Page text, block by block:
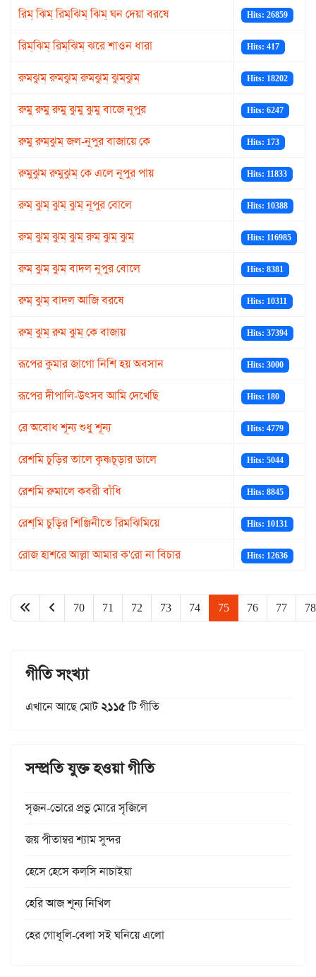
রিম্‌ ঝিম্‌ রিম্‌ঝিম্ ঝিম্‌ ঘন দেয়া বরষে Hits: 26859
রিম্‌ঝিম্‌ রিম্‌ঝিম্‌ ঝরে শাওন ধারা Hits: 417
রুমঝুম্ রুমঝুম্ রুমঝুম্ ঝুম্‌ঝুম্‌ Hits: 18202
রুমু রুমু রুমু ঝুমু ঝুমু বাজে নূপুর Hits: 6247
রুমু রুম্‌ঝুম্‌ জল-নূপুর বাজায়ে কে Hits: 173
রুমুঝুম রুমুঝুম্ কে এলে নূপুর পায় Hits: 11833
রুম্‌ ঝুম্‌ ঝুম্ ঝুম্ নূপুর বোলে Hits: 10388
রুম্ ঝুম্ ঝুম্ ঝুম্ রুম্ ঝুম্ ঝুম্ Hits: 116985
রুম্ ঝুম্ ঝুম্ বাদল নূপুর বোলে Hits: 8381
রুম্ ঝুম্ বাদল আজি বরষে Hits: 10311
রুম্ ঝুম্ রুম ঝুম্ কে বাজায় Hits: 37394
রূপের কুমার জাগো নিশি হয় অবসান Hits: 3000
রূপের দীপালি-উৎসব আমি দেখেছি Hits: 180
রে অবোধ শূন্য শুধু শূন্য Hits: 4779
রেশমি চুড়ির তালে কৃষ্ণচূড়ার ডালে Hits: 5044
রেশমি রুমালে কবরী বাঁধি Hits: 8845
রেশ্‌মি চুড়ির শিঞ্জিনীতে রিমঝিমিয়ে Hits: 10131
রোজ হাশরে আল্লা আমার ক'রো না বিচার Hits: 12636
70 71 72 73 74 75 76 77 78
গীতি সংখ্যা
এখানে আছে মোট২১১৫টি গীতি
সম্প্রতি যুক্ত হওয়া গীতি
সৃজন-ভোরে প্রভু মোরে সৃজিলে
জয় পীতাম্বর শ্যাম সুন্দর
হেসে হেসে কল্‌সি নাচাইয়া
হেরি আজ শূন্য নিখিল
হের গোধূলি-বেলা সই ঘনিয়ে এলো